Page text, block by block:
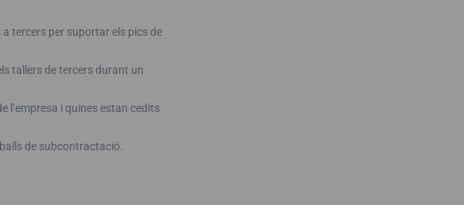
tercers per suportar els pics de
tallers de tercers durant un
l’empresa i quines estan cedits
de subcontractació.